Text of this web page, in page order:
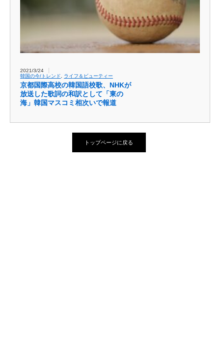
2021/3/24
韓国の今/トレンド
ライフ＆ビューティー
京都国際高校の韓国語校歌、NHKが
放送した歌詞の和訳として「東の
海」韓国マスコミ相次いで報道
トップページに戻る